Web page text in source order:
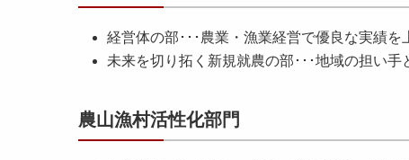
経営体の部･･･農業・漁業経営で優良な実績
未来を切り拓く新規就農の部･･･地域の担い
農山漁村活性化部門